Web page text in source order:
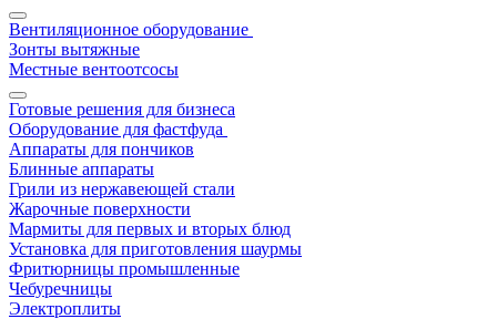
Вентиляционное оборудование
Зонты вытяжные
Местные вентоотсосы
Готовые решения для бизнеса
Оборудование для фастфуда
Аппараты для пончиков
Блинные аппараты
Грили из нержавеющей стали
Жарочные поверхности
Мармиты для первых и вторых блюд
Установка для приготовления шаурмы
Фритюрницы промышленные
Чебуречницы
Электроплиты